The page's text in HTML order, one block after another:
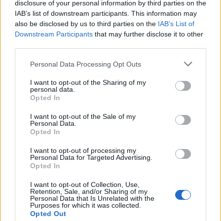
disclosure of your personal information by third parties on the
IAB’s list of downstream participants. This information may
also be disclosed by us to third parties on the IAB’s List of
Downstream Participants that may further disclose it to other
Personal Data Processing Opt Outs
I want to opt-out of the Sharing of my
personal data.
Opted In
I want to opt-out of the Sale of my
Personal Data.
Opted In
I want to opt-out of processing my
Personal Data for Targeted Advertising.
Opted In
I want to opt-out of Collection, Use,
Retention, Sale, and/or Sharing of my
Personal Data that Is Unrelated with the
Purposes for which it was collected.
Opted Out
Foto: Jan Jirkovský
Předchozí článek